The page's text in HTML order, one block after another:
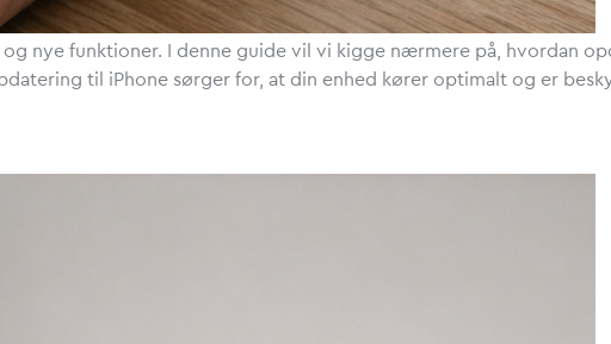
nye funktioner. I denne guide vil vi kigge nærmere på, hvordan
til iPhone sørger for, at din enhed kører optimalt og er